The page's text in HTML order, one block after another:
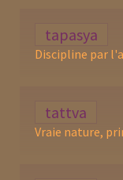
tapasya
Discipline par
tattva
Vraie nature,